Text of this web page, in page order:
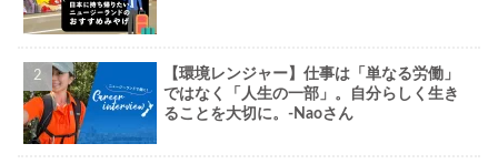
【環境レンジャー】仕事は「単なる労働」
ではなく「人生の一部」。自分らしく生き
ることを大切に。-Naoさん